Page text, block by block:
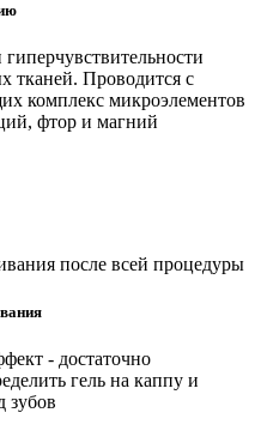
тканей. Проводится с
комплекс микроэлементов
фтор и магний
после всей процедуры
- достаточно
гель на каппу и
зубов